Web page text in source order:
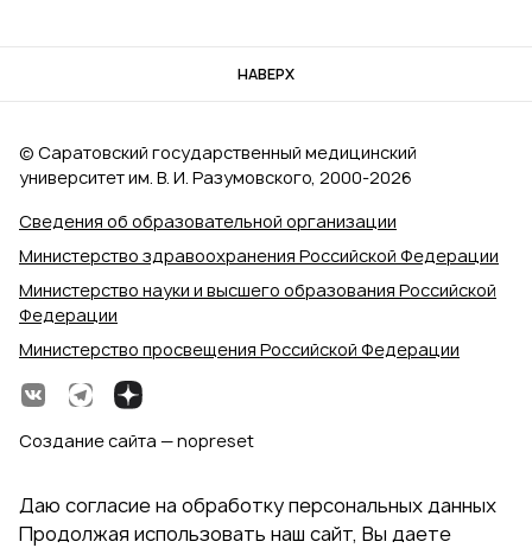
НАВЕРХ
Сведения об образовательной организации
Министерство здравоохранения Российской Федерации
Министерство науки и высшего образования Российской
Федерации
Министерство просвещения Российской Федерации
© Саратовский государственный медицинский
университет им. В. И. Разумовского, 2000‑2026
Создание сайта — nopreset
Даю согласие на обработку персональных данных
Продолжая использовать наш сайт, Вы даете